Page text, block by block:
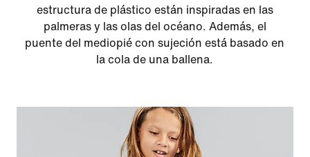
estructura de plástico están inspiradas en las
palmeras y las olas del océano. Además, el
puente del mediopié con sujeción está basado en
la cola de una ballena.